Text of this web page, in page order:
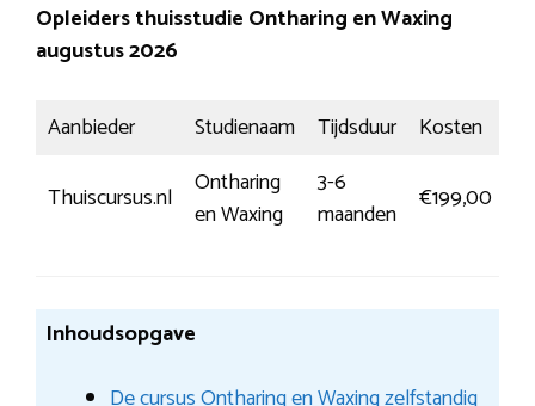
Opleiders thuisstudie Ontharing en Waxing
augustus 2026
Aanbieder Studienaam Tijdsduur Kosten
Thuiscursus.nl
Ontharing
en Waxing
3-6
maanden
€199,00
Inhoudsopgave